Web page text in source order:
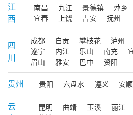
江
西
南昌 九江 景德镇 萍乡
宜春
上饶 吉安 抚州
四
川
成都 自贡 攀枝花 泸州
遂宁
内江 乐山 南充
眉山
雅安 巴中 资阳
贵州 贵阳 六盘水 遵义 安顺
云
昆明 曲靖 玉溪 丽江